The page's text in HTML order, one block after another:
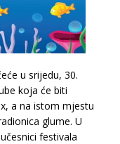
u srijedu, 30.
koja će biti
a na istom mjestu
glume. U
festivala